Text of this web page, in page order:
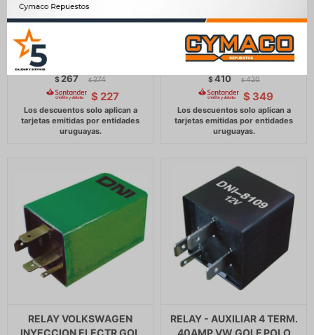
BBA.NAFTA CORSA-AGILE
$267 $ 274
$ 227
RELAY - BOMBA INYEC.4T
VERONA-UNO 1.6 =
IM.14414 DNI
$410 $ 420
$ 349
RELAY VOLKSWAGEN
INYECCION ELECTR GOL
RELAY - AUXILIAR 4 TERM.
40AMP VW GOLF POLO